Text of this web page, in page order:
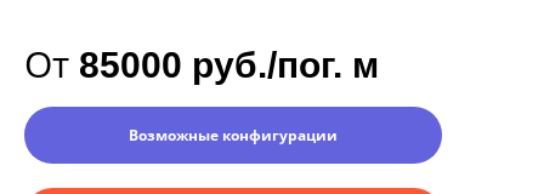
От 85000 руб./пог. м
Возможные конфигурации